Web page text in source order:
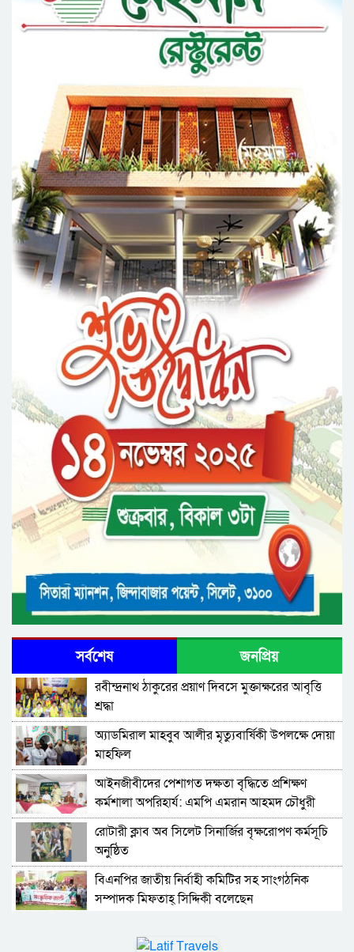
প্রতিষ্ঠার এক বছর: গবেষণা, অর্জন ও অঙ্গীকারে নতুন
দিগন্তে মেট্রোপলিটন ইউনিভার্সিটি রিসার্চ সোসাইটি
জেলা পরিষদের প্রশাসক আবুল কাহের চৌধুরী জুলাই
স্মৃতিস্তম্ভে শ্রদ্ধা নিবেদন
সিলেট মহানগর ছাত্রশিবিরের মিছিল সম্পন্ন
ধরিত্রী রক্ষায় আমরা’র উদ্যোগে সিলেটে বৃক্ষ রোপনের
কর্মসূচি পালন
সিলেটে সড়ক দু*র্ঘ*ট*নায় প্রাণ গেল যুবকের
নর্থ ইস্ট ইউনিভার্সিটিতে রচনা ও আবৃত্তি
প্রতিযোগিতার পুরষ্কার বিতরণী অনুষ্ঠিত
সিকৃবি’তে জুলাই গণ-অভ্যুত্থান দিবস উপলক্ষে
বৃক্ষরোপণ কর্মসুচি পালন
রসময় মেমোরিয়াল উচ্চ বিদ্যালয়ের নতুন ভবনের
উদ্বোধন করলেন মন্ত্রী মুক্তাদির
সর্বশেষ জনপ্রিয়
রবীন্দ্রনাথ ঠাকুরের প্রয়াণ দিবসে মুক্তাক্ষরের আবৃত্তি
শ্রদ্ধা
অ্যাডমিরাল মাহবুব আলীর মৃত্যুবার্ষিকী উপলক্ষে দোয়া
মাহফিল
‎আইনজীবীদের পেশাগত দক্ষতা বৃদ্ধিতে প্রশিক্ষণ
কর্মশালা অপরিহার্য: এমপি এমরান আহমদ চৌধুরী
রোটারী ক্লাব অব সিলেট সিনার্জির বৃক্ষরোপণ কর্মসূচি
অনুষ্ঠিত
বিএনপির জাতীয় নির্বাহী কমিটির সহ সাংগঠনিক
সম্পাদক মিফতাহ্ সিদ্দিকী বলেছেন
সেক্রেটারী অধ্যক্ষ নজরুল ইসলাম বলেছেন